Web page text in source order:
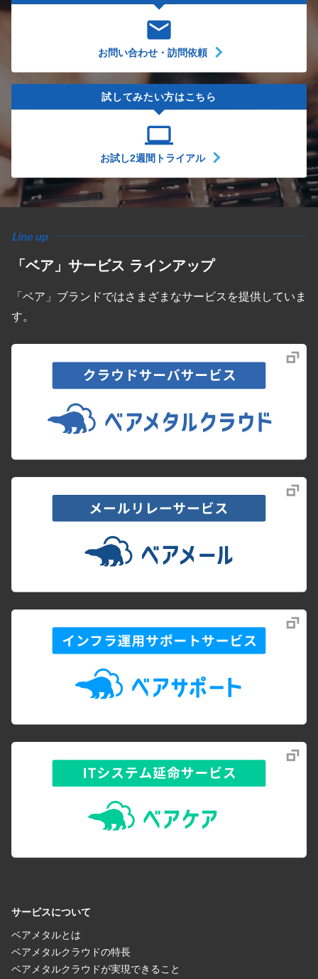
email
お問い合わせ・訪問依頼
試してみたい方はこちら
computer
お試し2週間トライアル
Line up
「ベア」サービス ラインアップ
「ベア」ブランドではさまざまなサービスを提供していま
す。
サービスについて
ベアメタルとは
ベアメタルクラウドの特長
ベアメタルクラウドが実現できること